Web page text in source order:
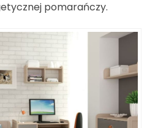
pomarańczy.